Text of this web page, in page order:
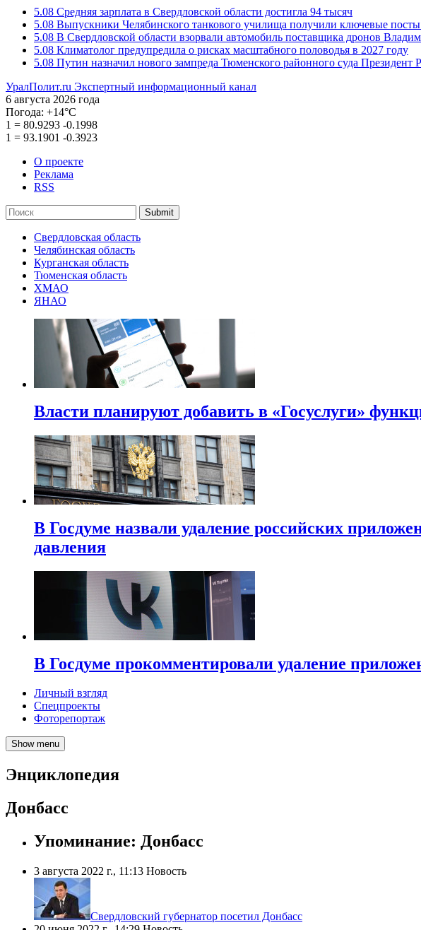
5.08 Средняя зарплата в Свердловской области достигла 94 тысяч
5.08 Выпускники Челябинского танкового училища получили ключевые
5.08 В Свердловской области взорвали автомобиль поставщика дронов
5.08 Климатолог предупредила о рисках масштабного половодья в 2027 году
5.08 Путин назначил нового зампреда Тюменского районного суда Президент
УралПолит.ru Экспертный информационный канал
6 августа 2026 года
Погода: +14°С
1 = 80.9293 -0.1998
1 = 93.1901 -0.3923
О проекте
Реклама
RSS
Submit
Свердловская область
Челябинская область
Курганская область
Тюменская область
ХМАО
ЯНАО
Власти планируют добавить в «Госуслуги»
В Госдуме назвали удаление российских
давления
В Госдуме прокомментировали удаление
Личный взгляд
Спецпроекты
Фоторепортаж
Show menu
Энциклопедия
Донбасс
Упоминание: Донбасс
3 августа 2022 г., 11:13 Новость
​Свердловский губернатор посетил Донбасс